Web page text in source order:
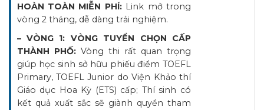
HOÀN TOÀN MIỄN PHÍ:Link mở trong
vòng 2 tháng, dễ dàng trải nghiệm.
– VÒNG 1: VÒNG TUYỂN CHỌN CẤP
THÀNH PHỐ:Vòng thi rất quan trọng
giúp học sinh sở hữu phiếu điểm TOEFL
Primary, TOEFL Junior do Viện Khảo thí
Giáo dục Hoa Kỳ (ETS) cấp; Thí sinh có
kết quả xuất sắc sẽ giành quyền tham